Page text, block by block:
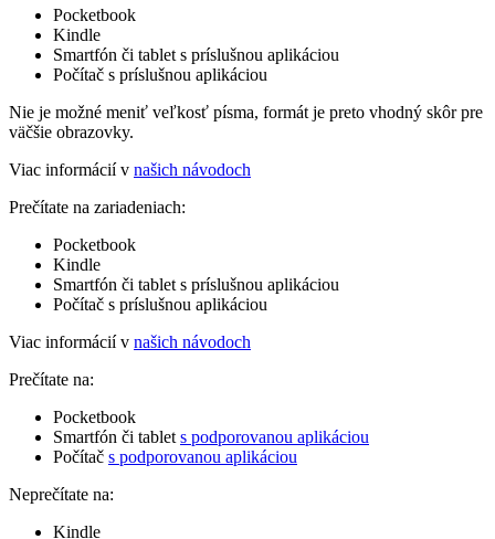
Pocketbook
Kindle
Smartfón či tablet s príslušnou aplikáciou
Počítač s príslušnou aplikáciou
Nie je možné meniť veľkosť písma, formát je preto vhodný skôr pre
väčšie obrazovky.
Viac informácií v našich návodoch
Prečítate na zariadeniach:
Pocketbook
Kindle
Smartfón či tablet s príslušnou aplikáciou
Počítač s príslušnou aplikáciou
Viac informácií v našich návodoch
Prečítate na:
Pocketbook
Smartfón či tablet s podporovanou aplikáciou
Počítač s podporovanou aplikáciou
Neprečítate na:
Kindle